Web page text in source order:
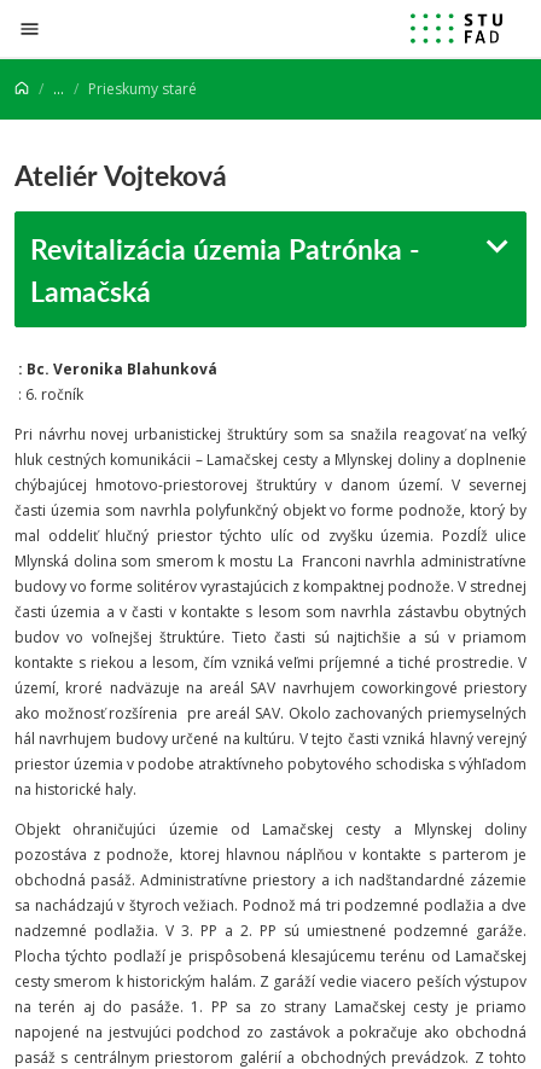
Prejsť na obsah
... Prieskumy staré
Ateliér Vojteková
Revitalizácia územia Patrónka -
Lamačská
: Bc. Veronika Blahunková
: 6. ročník
Pri návrhu novej urbanistickej štruktúry som sa snažila reagovať na veľký
hluk cestných komunikácii – Lamačskej cesty a Mlynskej doliny a doplnenie
chýbajúcej hmotovo-priestorovej štruktúry v danom území. V severnej
časti územia som navrhla polyfunkčný objekt vo forme podnože, ktorý by
mal oddeliť hlučný priestor týchto ulíc od zvyšku územia. Pozdĺž ulice
Mlynská dolina som smerom k mostu La Franconi navrhla administratívne
budovy vo forme solitérov vyrastajúcich z kompaktnej podnože. V strednej
časti územia a v časti v kontakte s lesom som navrhla zástavbu obytných
budov vo voľnejšej štruktúre. Tieto časti sú najtichšie a sú v priamom
kontakte s riekou a lesom, čím vzniká veľmi príjemné a tiché prostredie. V
území, kroré nadväzuje na areál SAV navrhujem coworkingové priestory
ako možnosť rozšírenia pre areál SAV. Okolo zachovaných priemyselných
hál navrhujem budovy určené na kultúru. V tejto časti vzniká hlavný verejný
priestor územia v podobe atraktívneho pobytového schodiska s výhľadom
na historické haly.
Objekt ohraničujúci územie od Lamačskej cesty a Mlynskej doliny
pozostáva z podnože, ktorej hlavnou náplňou v kontakte s parterom je
obchodná pasáž. Administratívne priestory a ich nadštandardné zázemie
sa nachádzajú v štyroch vežiach. Podnož má tri podzemné podlažia a dve
nadzemné podlažia. V 3. PP a 2. PP sú umiestnené podzemné garáže.
Plocha týchto podlaží je prispôsobená klesajúcemu terénu od Lamačskej
cesty smerom k historickým halám. Z garáží vedie viacero peších výstupov
na terén aj do pasáže. 1. PP sa zo strany Lamačskej cesty je priamo
napojené na jestvujúci podchod zo zastávok a pokračuje ako obchodná
pasáž s centrálnym priestorom galérií a obchodných prevádzok. Z tohto